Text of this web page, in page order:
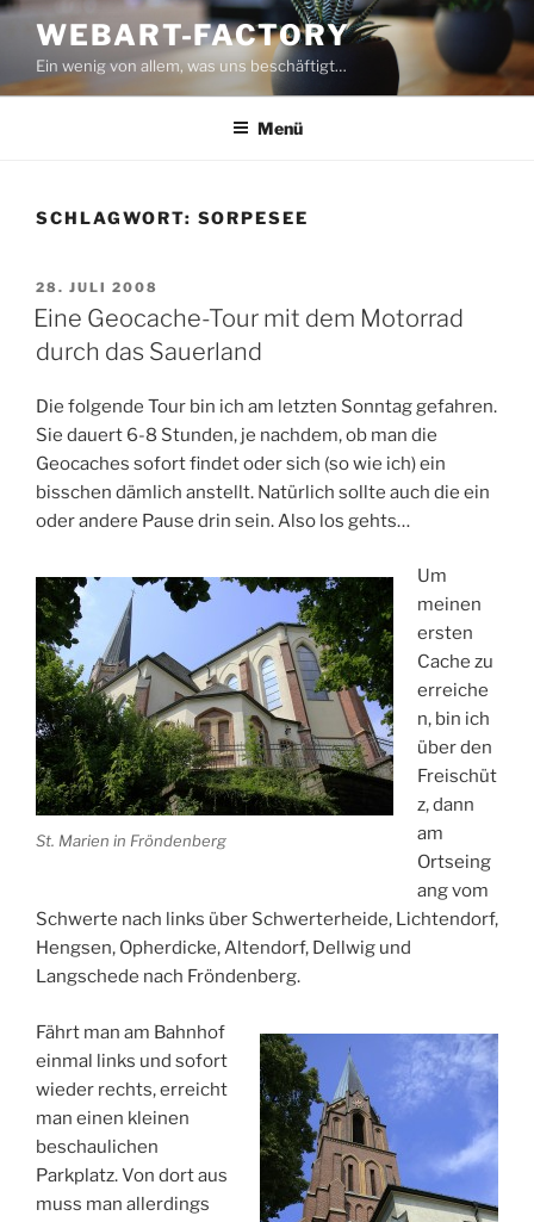
Zum
Inhalt
springen
WEBART-FACTORY
Ein wenig von allem, was uns beschäftigt…
Menü
SCHLAGWORT: SORPESEE
VERÖFFENTLICHT
AM
28. JULI 2008
Eine Geocache-Tour mit dem Motorrad
durch das Sauerland
Die folgende Tour bin ich am letzten Sonntag gefahren.
Sie dauert 6-8 Stunden, je nachdem, ob man die
Geocaches sofort findet oder sich (so wie ich) ein
bisschen dämlich anstellt. Natürlich sollte auch die ein
oder andere Pause drin sein. Also los gehts…
St. Marien in Fröndenberg
Um
meinen
ersten
Cache zu
erreiche
n, bin ich
über den
Freischüt
z, dann
am
Ortseing
ang vom
Schwerte nach links über Schwerterheide, Lichtendorf,
Hengsen, Opherdicke, Altendorf, Dellwig und
Langschede nach Fröndenberg.
Fährt man am Bahnhof
einmal links und sofort
wieder rechts, erreicht
man einen kleinen
beschaulichen
Parkplatz. Von dort aus
muss man allerdings